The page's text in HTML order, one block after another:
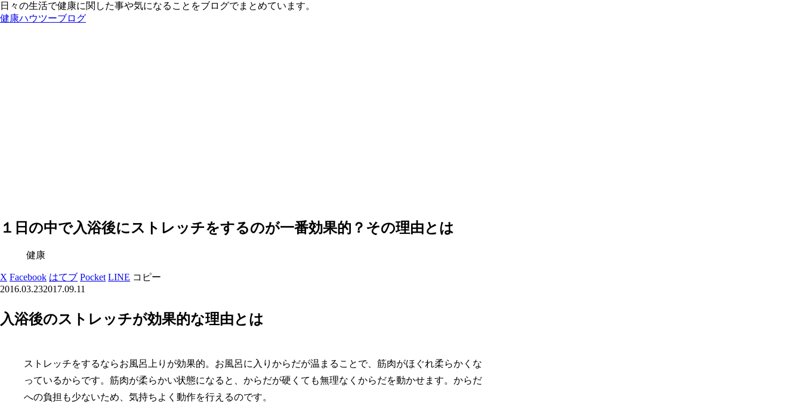
日々の生活で健康に関した事や気になることをブログでまとめています。
健康ハウツーブログ
１日の中で入浴後にストレッチをするのが一番効果的？その理由とは
健康
X Facebook はてブ Pocket LINE コピー
2016.03.232017.09.11
入浴後のストレッチが効果的な理由とは
ストレッチをするならお風呂上りが効果的。お風呂に入りからだが温まることで、筋肉がほぐれ柔らかくな
っているからです。筋肉が柔らかい状態になると、からだが硬くても無理なくからだを動かせます。からだ
への負担も少ないため、気持ちよく動作を行えるのです。